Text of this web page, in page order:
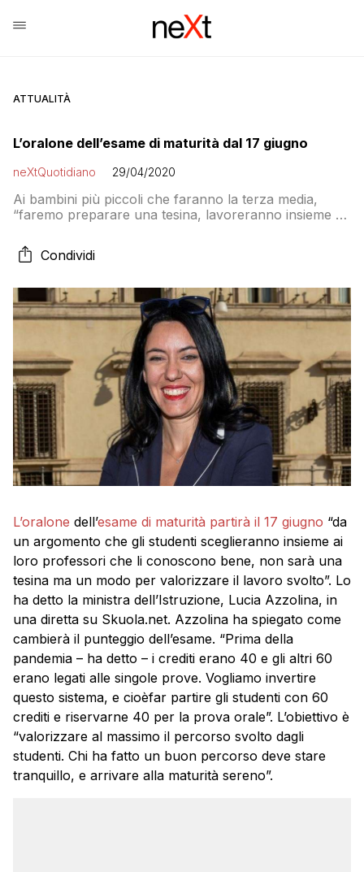
ATTUALITÀ
L’oralone dell’esame di maturità dal 17 giugno
neXtQuotidiano 29/04/2020
Ai bambini più piccoli che faranno la terza media,
“faremo preparare una tesina, lavoreranno insieme ai
scrutinio finale”
Condividi
L’oralone dell’esame di maturità partirà il 17 giugno “da
un argomento che gli studenti sceglieranno insieme ai
loro professori che li conoscono bene, non sarà una
tesina ma un modo per valorizzare il lavoro svolto”. Lo
ha detto la ministra dell’Istruzione, Lucia Azzolina, in
una diretta su Skuola.net. Azzolina ha spiegato come
cambierà il punteggio dell’esame. “Prima della
pandemia – ha detto – i crediti erano 40 e gli altri 60
erano legati alle singole prove. Vogliamo invertire
questo sistema, e cioèfar partire gli studenti con 60
crediti e riservarne 40 per la prova orale”. L’obiettivo è
“valorizzare al massimo il percorso svolto dagli
studenti. Chi ha fatto un buon percorso deve stare
tranquillo, e arrivare alla maturità sereno”.